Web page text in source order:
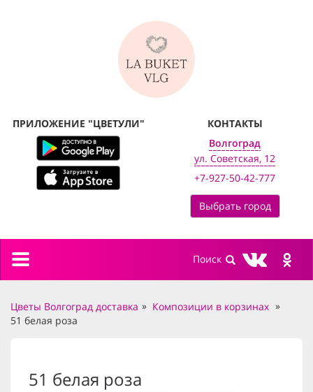
ПРИЛОЖЕНИЕ "ЦВЕТУЛИ"
КОНТАКТЫ
Волгоград
ул. Советская, 12
+7-927-50-42-777
Выбрать город
Toggle
Цветы Волгоград доставка
Композиции в корзинах
51 белая роза
51 белая роза